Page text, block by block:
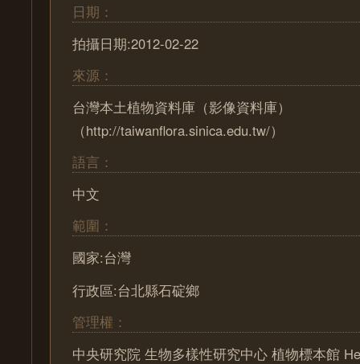
日期：
拍攝日期:2012-02-22
來源：
台灣本土植物資料庫（影像資料庫）
（http://taiwanflora.sinica.edu.tw/）
語言：
中文
範圍：
國家:台灣
行政區:台北縣石碇鄉
管理權：
中央研究院 生物多樣性研究中心 植物標本館